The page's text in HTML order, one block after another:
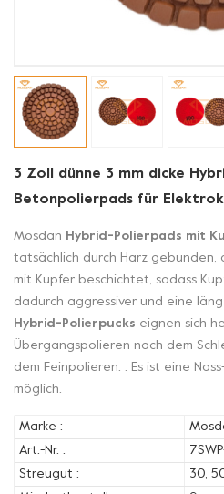
3 Zoll dünne 3 mm dicke
Betonpolierpads für
Mosdan Hybrid-Polierpads mit
tatsächlich durch Harz gebunden,
mit Kupfer beschichtet, sodass
dadurch aggressiver und eine
Hybrid-Polierpucks eignen sich
Übergangspolieren nach dem
dem Feinpolieren. . Es ist eine
möglich.
Marke :
Art.-Nr. :
Streugut :
30,